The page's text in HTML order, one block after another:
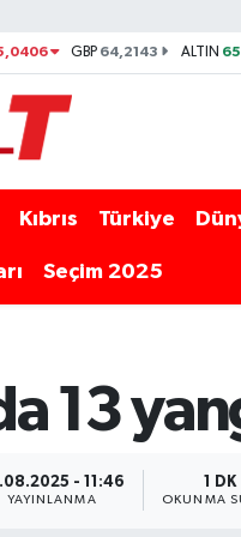
GBP 64,2143 ALTIN
Kıbrıs Türkiye
Seçim 2025
13
- 11:46
YAYINLANMA
1 DK
OKUNMA